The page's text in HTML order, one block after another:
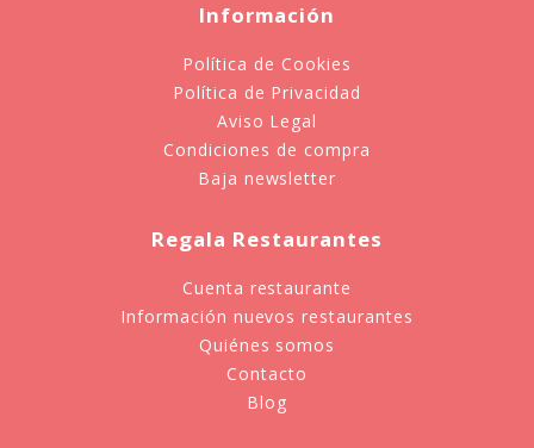
Información
Política de Cookies
Política de Privacidad
Aviso Legal
Condiciones de compra
Baja newsletter
Regala Restaurantes
Cuenta restaurante
Información nuevos restaurantes
Quiénes somos
Contacto
Blog